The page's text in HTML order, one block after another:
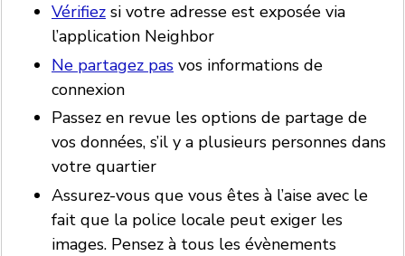
Vérifiez si votre adresse est exposée via
l’application Neighbor
Ne partagez pas vos informations de
connexion
Passez en revue les options de partage de
vos données, s’il y a plusieurs personnes dans
votre quartier
Assurez-vous que vous êtes à l’aise avec le
fait que la police locale peut exiger les
images. Pensez à tous les évènements